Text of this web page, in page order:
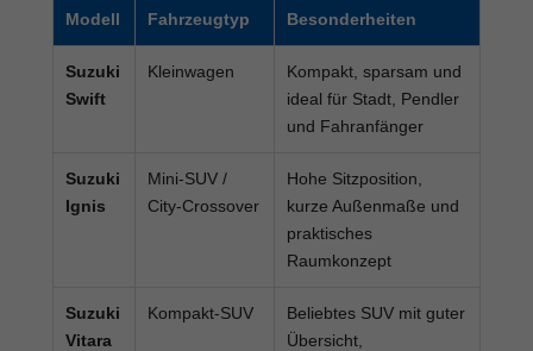
Modell Fahrzeugtyp Besonderheiten
Suzuki
Swift
Kleinwagen
Kompakt, sparsam und
ideal für Stadt, Pendler
und Fahranfänger
Suzuki
Ignis
Mini-SUV /
City-Crossover
Hohe Sitzposition,
kurze Außenmaße und
praktisches
Raumkonzept
Suzuki
Vitara
Kompakt-SUV
Beliebtes SUV mit guter
Übersicht,